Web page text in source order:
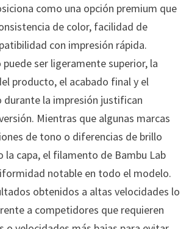
como una opción premium que
de color, facilidad de
con impresión rápida.
puede ser ligeramente superior, la
producto, el acabado final y el
la impresión justifican
Mientras que algunas marcas
de tono o diferencias de brillo
la capa, el filamento de Bambu Lab
notable en todo el modelo.
obtenidos a altas velocidades lo
a competidores que requieren